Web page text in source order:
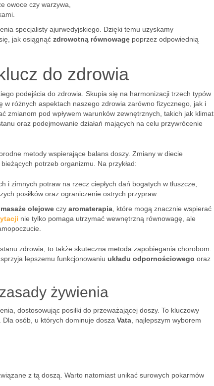
owoce czy warzywa,
specjalisty ajurwedyjskiego. Dzięki temu uzyskamy
jak osiągnąć zdrowotną równowagę poprzez odpowiednią
do zdrowia
podejścia do zdrowia. Skupia się na harmonizacji trzech typów
w różnych aspektach naszego zdrowia zarówno fizycznego, jak i
zmianom pod wpływem warunków zewnętrznych, takich jak klimat
oraz podejmowanie działań mających na celu przywrócenie
metody wspierające balans doszy. Zmiany w diecie
potrzeb organizmu. Na przykład:
i zimnych potraw na rzecz ciepłych dań bogatych w tłuszcze,
posiłków oraz ograniczenie ostrych przypraw.
masaże olejowe czy aromaterapia , które mogą znacznie wspierać
nie tylko pomaga utrzymać wewnętrzną równowagę, ale
zdrowia; to także skuteczna metoda zapobiegania chorobom.
lepszemu funkcjonowaniu układu odpornościowego oraz
żywienia
dostosowując posiłki do przeważającej doszy. To kluczowy
osób, u których dominuje dosza Vata , najlepszym wyborem
z tą doszą. Warto natomiast unikać surowych pokarmów